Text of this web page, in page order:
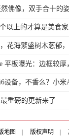
佛像，双手合十的
以上的才算是美食家
花海繁盛树木葱郁
平板曝光：边框较厚
设备，不香么？小米
重磅的更新来了
地图 版权声明